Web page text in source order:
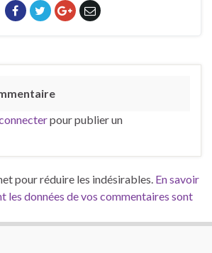
pour publier un
pour réduire les indésirables. En savoir
les données de vos commentaires sont